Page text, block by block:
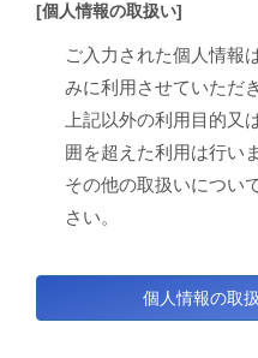
[個人情報の取扱い]
ご入力された個人情報
みに利用させていただ
上記以外の利用目的又
囲を超えた利用は行い
その他の取扱いについ
さい。